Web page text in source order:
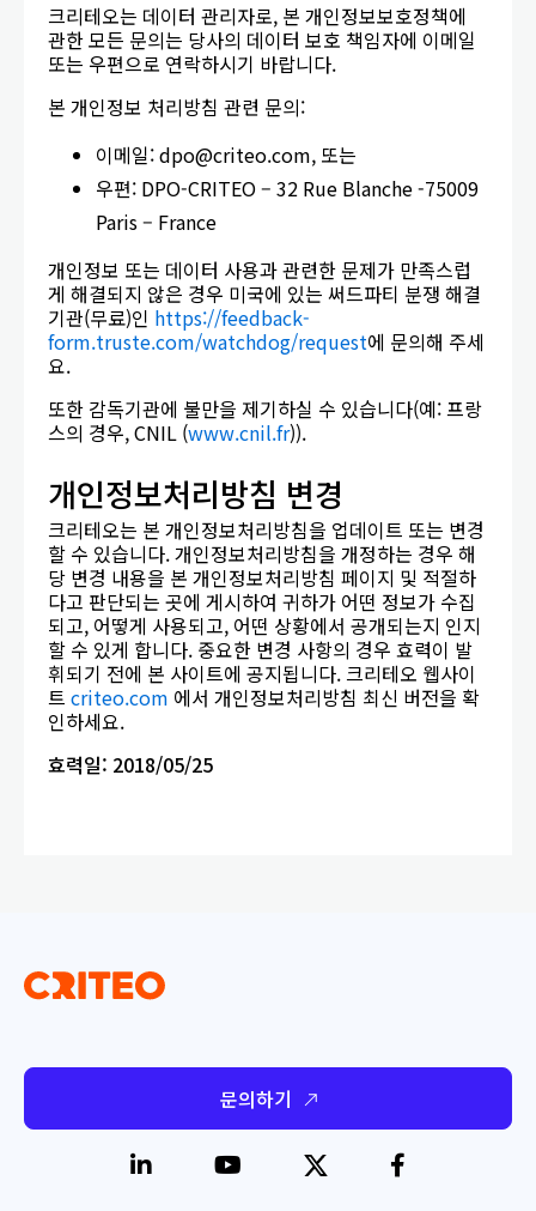
크리테오는 데이터 관리자로, 본 개인정보보호정책에
관한 모든 문의는 당사의 데이터 보호 책임자에 이메일
또는 우편으로 연락하시기 바랍니다.
본 개인정보 처리방침 관련 문의:
이메일: dpo@criteo.com, 또는
우편: DPO-CRITEO – 32 Rue Blanche -75009
Paris – France
개인정보 또는 데이터 사용과 관련한 문제가 만족스럽
게 해결되지 않은 경우 미국에 있는 써드파티 분쟁 해결
기관(무료)인 https://feedback-
form.truste.com/watchdog/request에 문의해 주세
요.
또한 감독기관에 불만을 제기하실 수 있습니다(예: 프랑
스의 경우, CNIL (www.cnil.fr)).
개인정보처리방침 변경
크리테오는 본 개인정보처리방침을 업데이트 또는 변경
할 수 있습니다. 개인정보처리방침을 개정하는 경우 해
당 변경 내용을 본 개인정보처리방침 페이지 및 적절하
다고 판단되는 곳에 게시하여 귀하가 어떤 정보가 수집
되고, 어떻게 사용되고, 어떤 상황에서 공개되는지 인지
할 수 있게 합니다. 중요한 변경 사항의 경우 효력이 발
휘되기 전에 본 사이트에 공지됩니다. 크리테오 웹사이
트 criteo.com 에서 개인정보처리방침 최신 버전을 확
인하세요.
효력일: 2018/05/25
문의하기